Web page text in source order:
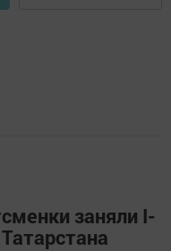
заняли I-